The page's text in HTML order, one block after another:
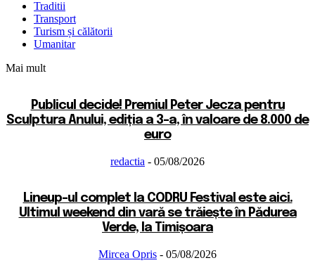
Traditii
Transport
Turism și călătorii
Umanitar
Mai mult
Publicul decide! Premiul Peter Jecza pentru
Sculptura Anului, ediția a 3-a, în valoare de 8.000 de
euro
redactia - 05/08/2026
Lineup-ul complet la CODRU Festival este aici.
Ultimul weekend din vară se trăiește în Pădurea
Verde, la Timișoara
Mircea Opris - 05/08/2026